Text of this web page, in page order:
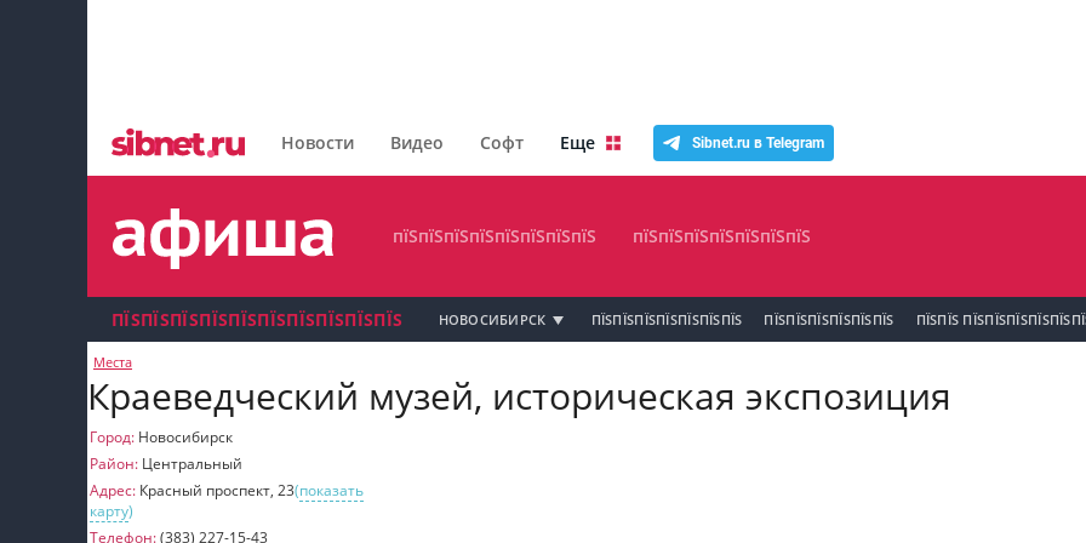
Новости Видео Софт Еще Sibnet.ru в Telegram
пїЅпїЅпїЅпїЅпїЅпїЅпїЅпїЅ
пїЅпїЅпїЅпїЅпїЅпїЅпїЅ
пїЅпїЅпїЅ пїЅпїЅпїЅпїЅпїЅпїЅпїЅ пїЅпїЅ
пїЅпїЅпїЅпїЅпїЅ
пїЅпїЅпїЅ пїЅпїЅпїЅпїЅпїЅпїЅпїЅ
пїЅпїЅпїЅпїЅпїЅпїЅпїЅпїЅ пїЅпїЅпїЅпїЅпїЅпїЅпїЅ
ПЇЅПЇЅПЇЅПЇЅПЇЅПЇЅПЇЅПЇЅПЇЅПЇЅ НОВОСИБИРСК ПЇЅПЇЅПЇЅПЇЅПЇЅПЇЅПЇЅ ПЇЅПЇЅПЇЅПЇЅПЇЅПЇЅ ПЇЅПЇЅ
Места
Краеведческий музей, историческая экспозиция
Город: Новосибирск
Район: Центральный
Адрес: Красный проспект, 23(показать
карту)
Телефон:(383) 227-15-43